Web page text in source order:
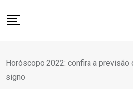
Horóscopo 2022: confira a previsão
signo